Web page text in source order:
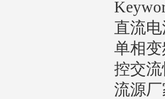
直流
单相
控交
流源